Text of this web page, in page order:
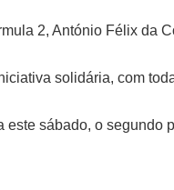
2, António Félix da
solidária, com
sábado, o segundo